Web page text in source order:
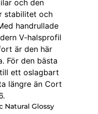
Natural Glossy